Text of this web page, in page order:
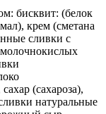
бисквит: (белок
крем (сметана
сливки с
молочнокислых
(сахароза),
натуральные